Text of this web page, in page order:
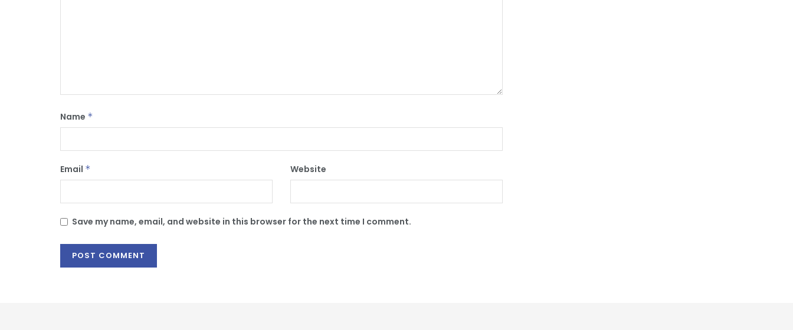
Name *
Email * Website
Save my name, email, and website in this browser for the next time I comment.